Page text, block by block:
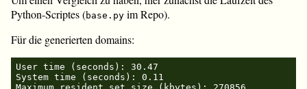
Python-Scriptes (base.py im Repo).
Für die generierten domains:
User time (seconds): 30.47
System time (seconds): 0.11